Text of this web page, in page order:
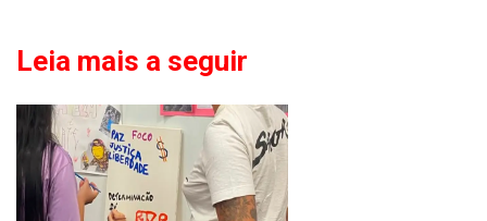
Leia mais a seguir